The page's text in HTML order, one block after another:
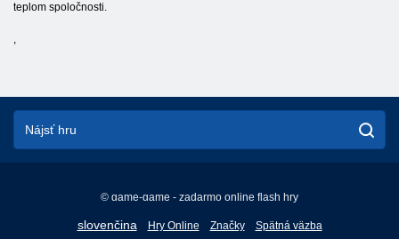
teplom spoločnosti.
,
© game-game - zadarmo online flash hry
slovenčina
English
Hry Online Značky Spätná väzba